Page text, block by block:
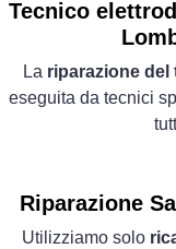
Tecnico
La riparazione
eseguita da tecnici
Riparazione
Utilizziamo solo